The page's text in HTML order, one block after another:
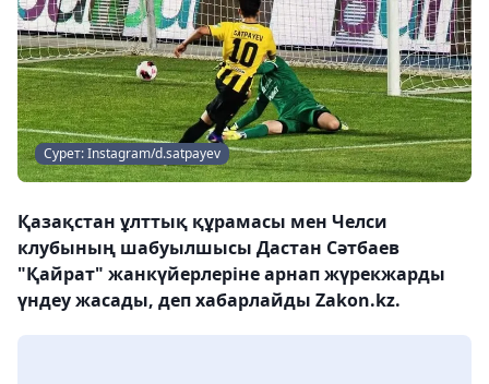
Сурет: Instagram/d.satpayev
Қазақстан ұлттық құрамасы мен Челси
клубының шабуылшысы Дастан Сәтбаев
"Қайрат" жанкүйерлеріне арнап жүрекжарды
үндеу жасады, деп хабарлайды Zakon.kz.